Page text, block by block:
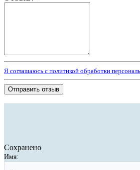
Я соглашаюсь с политикой обработки
Отправить отзыв
Сохранено
Имя: